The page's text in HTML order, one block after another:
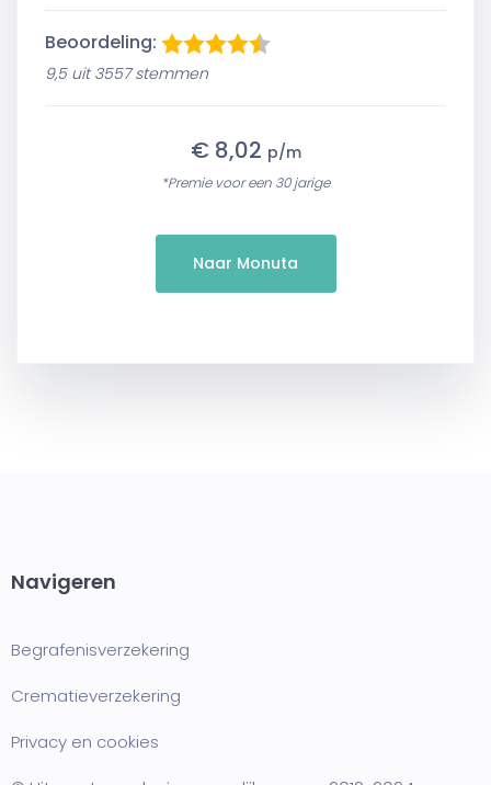
Beoordeling:
9,5 uit 3557 stemmen
€ 8,02 p/m
*Premie voor een 30 jarige
Naar Monuta
Navigeren
Begrafenisverzekering
Crematieverzekering
Privacy en cookies